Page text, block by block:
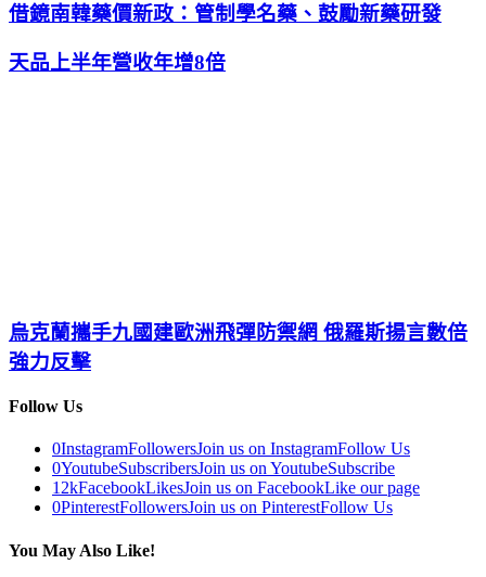
借鏡南韓藥價新政：管制學名藥、鼓勵新藥研發
天品上半年營收年增8倍
烏克蘭攜手九國建歐洲飛彈防禦網 俄羅斯揚言數倍
強力反擊
Follow Us
0InstagramFollowersJoin us on InstagramFollow Us
0YoutubeSubscribersJoin us on YoutubeSubscribe
12kFacebookLikesJoin us on FacebookLike our page
0PinterestFollowersJoin us on PinterestFollow Us
You May Also Like!